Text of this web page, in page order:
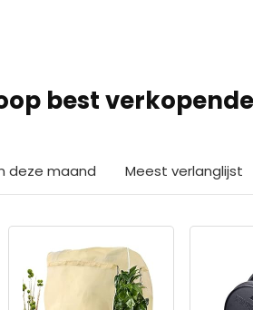
best
deze maand Meest verlanglijst